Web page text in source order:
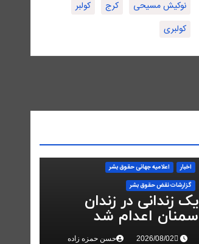
نوکیش مسیحی
کرج
کولبر
کولبری
اخبار
اعلاميه جهانی حقوق بشر
گزارشات نقض حقوق بشر
یک زندانی در زندان
سمنان اعدام شد
حسن حمزه زاده